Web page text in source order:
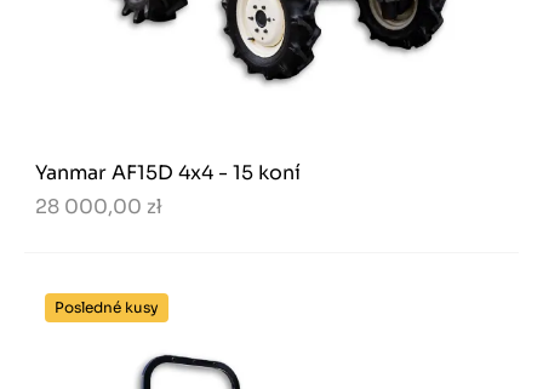
Yanmar AF15D 4x4 - 15 koní
28 000,00 zł
Posledné kusy